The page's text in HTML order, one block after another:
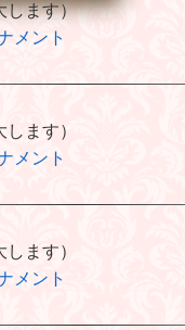
します）
ます）
ます）